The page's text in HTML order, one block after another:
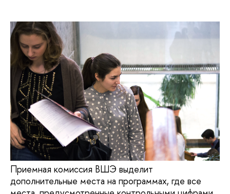
Приемная комиссия ВШЭ выделит
дополнительные места на программах, где все